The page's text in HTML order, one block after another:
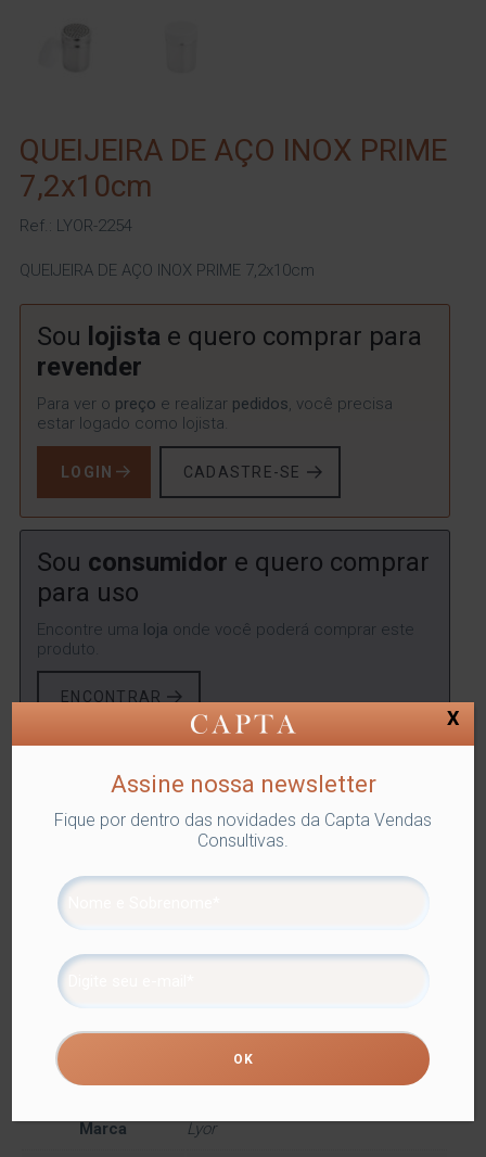
QUEIJEIRA DE AÇO INOX PRIME
7,2x10cm
Ref.: LYOR-2254
QUEIJEIRA DE AÇO INOX PRIME 7,2x10cm
Sou lojista e quero comprar para
revender
Para ver o preço e realizar pedidos, você precisa
estar logado como lojista.
LOGIN CADASTRE-SE
Sou consumidor e quero comprar
para uso
Encontre uma loja onde você poderá comprar este
produto.
ENCONTRAR
LYOR-2254 Categorias:Lyor ,QUEIJEIRAS ,Utilidades
Domésticas Tags:PARA SERVIR,QUEIJEIRAS
Informação adicional
Dimensões 8 × 7 × 11 cm
Cor PRATEADO
Marca Lyor
Assine nossa newsletter
Fique por dentro das novidades da Capta Vendas
Consultivas.
X